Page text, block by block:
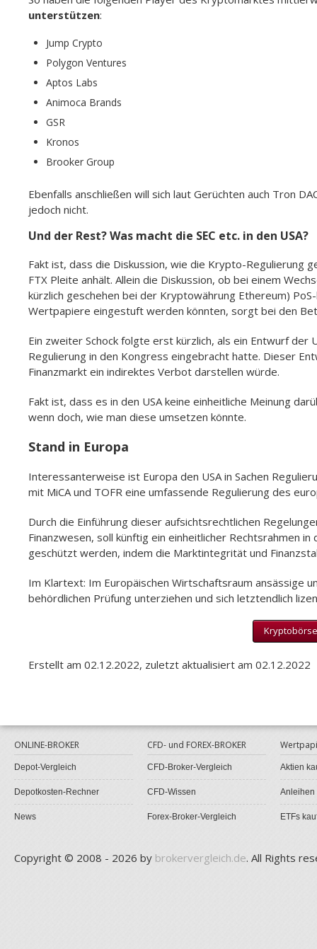
unterstützen:
Jump Crypto
Polygon Ventures
Aptos Labs
Animoca Brands
GSR
Kronos
Brooker Group
Ebenfalls anschließen will sich laut Gerüchten auch Tron
jedoch nicht.
Und der Rest? Was macht die SEC etc. in den USA?
Fakt ist, dass die Diskussion, wie die Krypto-Regulierung
FTX Pleite anhält. Allein die Diskussion, ob bei einem
kürzlich geschehen bei der Kryptowährung Ethereum)
Wertpapiere eingestuft werden könnten, sorgt bei den
Ein zweiter Schock folgte erst kürzlich, als ein Entwurf
Regulierung in den Kongress eingebracht hatte. Dieser
Finanzmarkt ein indirektes Verbot darstellen würde.
Fakt ist, dass es in den USA keine einheitliche Meinung
wenn doch, wie man diese umsetzen könnte.
Stand in Europa
Interessanterweise ist Europa den USA in Sachen
mit MiCA und TOFR eine umfassende Regulierung des
Durch die Einführung dieser aufsichtsrechtlichen
Finanzwesen, soll künftig ein einheitlicher Rechtsrahmen
geschützt werden, indem die Marktintegrität und
Im Klartext: Im Europäischen Wirtschaftsraum ansässige
behördlichen Prüfung unterziehen und sich letztendlich
Erstellt am 02.12.2022, zuletzt aktualisiert am 02.12.2022
ONLINE-BROKER
Depot-Vergleich
Depotkosten-Rechner
News
CFD- und FOREX-BROKER
CFD-Broker-Vergleich
CFD-Wissen
Forex-Broker-Vergleich
Aktien
Anleihen
ETFs
Copyright © 2008 - 2026 by brokervergleich.de. All Rights